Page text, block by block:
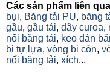
Các sản phẩm liên
bụi, Băng tải PU, băng
gầu, gầu tải, dây curoa,
nối băng tải, keo dán
bi tự lựa, vòng bi côn,
nối băng tải, xích...